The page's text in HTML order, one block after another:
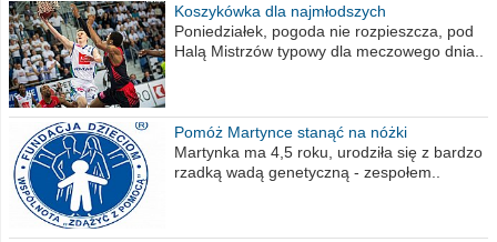
Koszykówka dla najmłodszych
Poniedziałek, pogoda nie rozpieszcza, pod
Halą Mistrzów typowy dla meczowego dnia..
Pomóż Martynce stanąć na nóżki
Martynka ma 4,5 roku, urodziła się z bardzo
rzadką wadą genetyczną - zespołem..